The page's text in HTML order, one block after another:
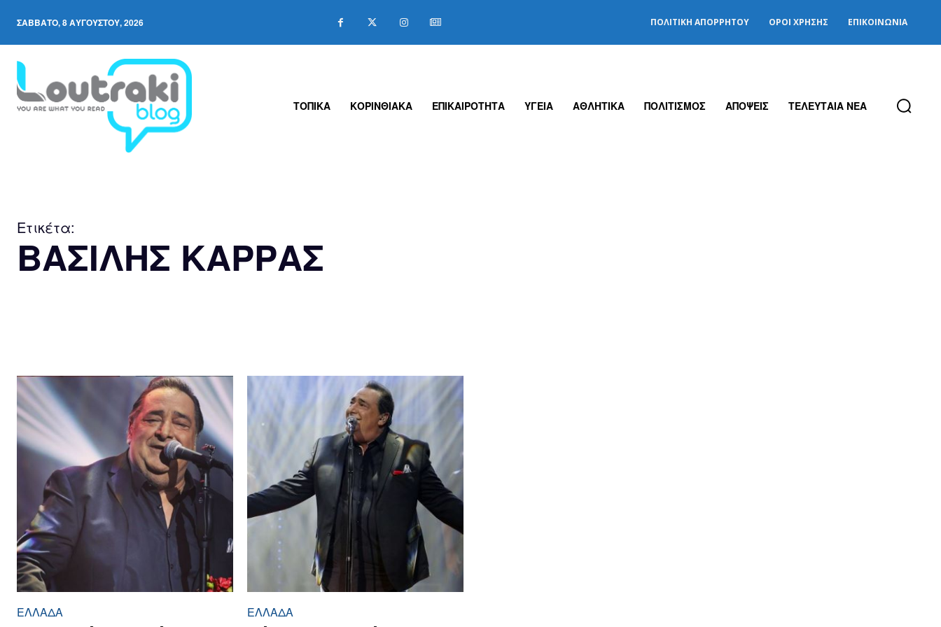
ΣΆΒΒΑΤΟ, 8 ΑΥΓΟΎΣΤΟΥ, 2026 ΠΟΛΙΤΙΚΉ ΑΠΟΡΡΉΤΟΥ ΌΡΟΙ ΧΡΉΣΗΣ ΕΠΙΚΟΙΝΩΝΊΑ
ΤΟΠΙΚΑ ΚΟΡΙΝΘΙΑΚΑ ΕΠΙΚΑΙΡΟΤΗΤΑ ΥΓΕΙΑ ΑΘΛΗΤΙΚΑ ΠΟΛΙΤΙΣΜΟΣ ΑΠΟΨΕΙΣ ΤΕΛΕΥΤΑΙΑ ΝΕΑ
Ετικέτα:
ΒΑΣΙΛΗΣ ΚΑΡΡΑΣ
ΕΛΛΆΔΑ ΕΛΛΆΔΑ